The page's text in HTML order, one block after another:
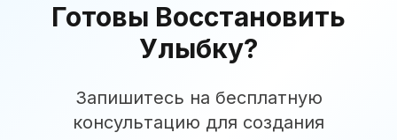
Готовы Восстановить
Улыбку?
Запишитесь на бесплатную
консультацию для создания